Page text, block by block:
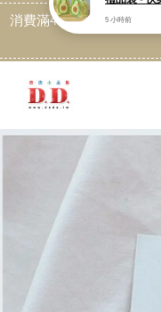
消費滿499免運喔, 記得
您的購